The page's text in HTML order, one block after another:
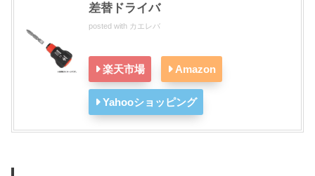
差替ドライバ
posted with カエレバ
楽天市場 Amazon
Yahooショッピング